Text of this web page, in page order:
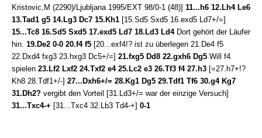
Kristovic,M (2290)/Ljubljana 1995/EXT 98/0-1 (48)] 11...h6 12.Lh4 Le6
13.Tad1 g5 14.Lg3 Dc7 15.Kh1 [15.Sd5 Sxd5 16.exd5 Ld7+/=]
15...Tc8 16.Sd5 Sxd5 17.exd5 Ld7 18.Ld3 Ld4 Dort gehört der Läufer
hin. 19.De2 0-0 20.f4 f5 [20...exf4!? ist zu überlegen 21.De4 f5
22.Dxd4 fxg3 23.hxg3 Dc5+/=] 21.fxg5 Dd8 22.gxh6 Dg5 Will f4
spielen 23.Lf2 Lxf2 24.Txf2 e4 25.Lc2 e3 26.Tf3 f4 27.h3 [=27.h7+!?
Kh8 28.Tdf1+/-] 27...Dxh6+/= 28.Kg1 Dg5 29.Tdf1 Tf6 30.g4 Kg7
31.Dh2? vergibt den Vorteil [31.Ld3+/= war der einzige Versuch]
31...Txc4-+ [31...Txc4 32.Lb3 Td4-+] 0-1